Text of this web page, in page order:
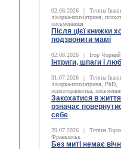
02.08.2026 |
Тетяна
лікарка-психіатриня,
письменниця
Після цієї книжки
подзвонити мамі
02.08.2026 | Ігор Чорний
Інтриги, шпаги і
31.07.2026 |
Тетяна
лікарка-психіатриня, PhD,
психотерапевтка,
Закохатися в
означає
себе
29.07.2026 |
Тетяна
Франківськ
Без миті немає